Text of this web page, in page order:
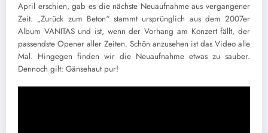
April erschien, gab es die nächste Neuaufnahme aus vergangener
Zeit. „Zurück zum Beton“ stammt ursprünglich aus dem 2007er
Album VANITAS und ist, wenn der Vorhang am Konzert fällt, der
passendste Opener aller Zeiten. Schön anzusehen ist das Video alle
Mal. Hingegen finden wir die Neuaufnahme etwas zu sauber.
Dennoch gilt: Gänsehaut pur!